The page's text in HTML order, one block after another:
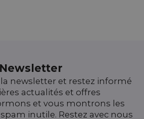
Newsletter
newsletter et restez informé
actualités et offres
et vous montrons les
inutile. Restez avec nous